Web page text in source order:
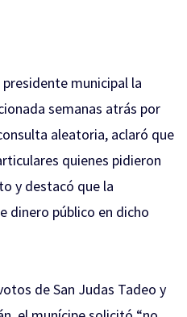
municipal la
semanas atrás por
aleatoria, aclaró que
quienes pidieron
y destacó que la
dinero público en dicho
de San Judas Tadeo y